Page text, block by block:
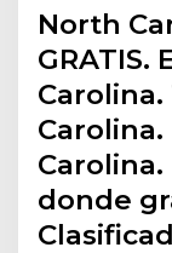
North
GRATIS.
donde